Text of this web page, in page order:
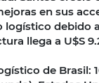
en sus
debido
llega a U$S
de Brasil: